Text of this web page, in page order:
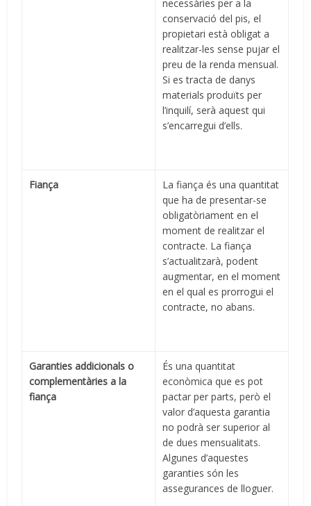
necessàries per a la
conservació del pis, el
propietari està obligat a
realitzar-les sense pujar el
preu de la renda mensual.
Si es tracta de danys
materials produïts per
l’inquilí, serà aquest qui
s’encarregui d’ells.
Fiança
La fiança és una quantitat
que ha de presentar-se
obligatòriament en el
moment de realitzar el
contracte. La fiança
s’actualitzarà, podent
augmentar, en el moment
en el qual es prorrogui el
contracte, no abans.
Garanties addicionals o
complementàries a la
fiança
És una quantitat
econòmica que es pot
pactar per parts, però el
valor d’aquesta garantia
no podrà ser superior al
de dues mensualitats.
Algunes d’aquestes
garanties són les
assegurances de lloguer.